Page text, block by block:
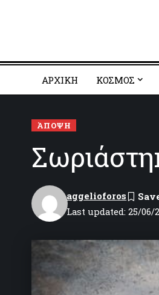
ΑΡΧΙΚΗ ΚΟΣΜΟΣ
ΆΠΟΨΗ
Last updated: 25/06/
aggelioforos